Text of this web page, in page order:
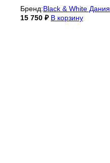
Бренд:Black & White Дания
15 750 ₽ В корзину